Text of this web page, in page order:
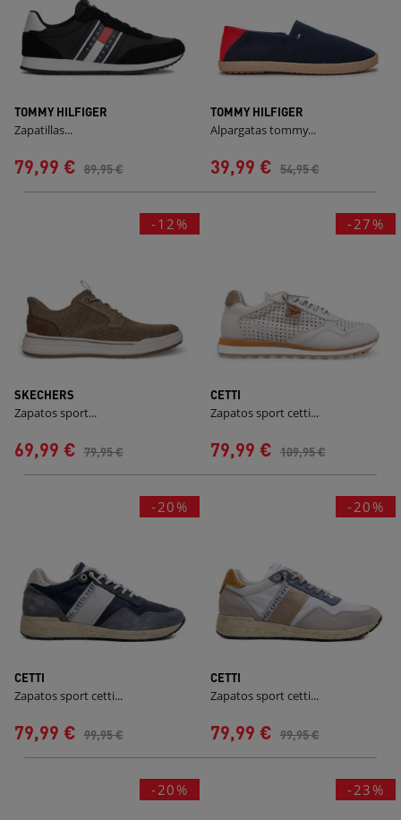
TOMMY HILFIGER
Zapatillas...
79,99 € 89,95 €
TOMMY HILFIGER
Alpargatas tommy...
39,99 € 54,95 €
-12%
SKECHERS
Zapatos sport...
69,99 € 79,95 €
-27%
CETTI
Zapatos sport cetti...
79,99 € 109,95 €
-20%
CETTI
Zapatos sport cetti...
79,99 € 99,95 €
-20%
CETTI
Zapatos sport cetti...
79,99 € 99,95 €
-20% -23%